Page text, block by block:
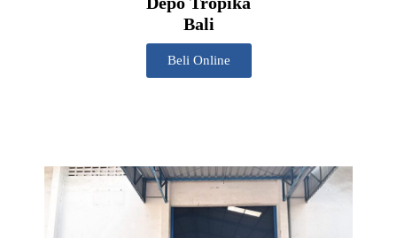
Bali
Beli Online